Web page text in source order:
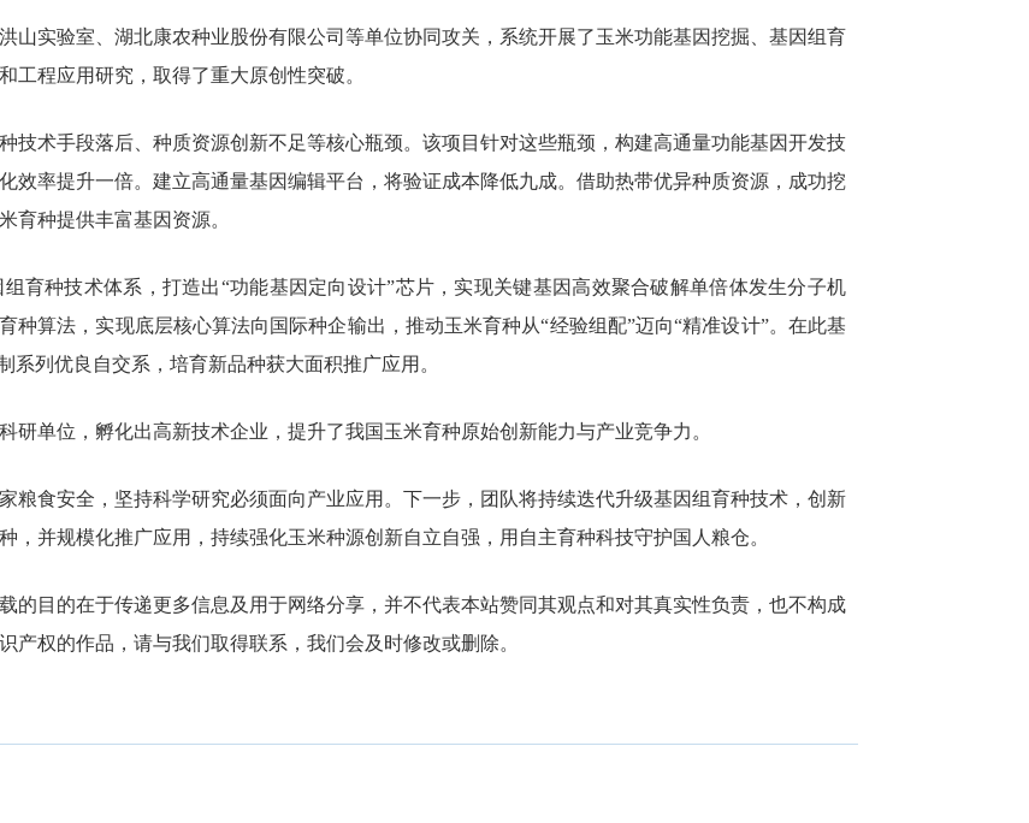
山实验室、湖北康农种业股份有限公司等单位协同攻关，系统开展了玉米功能基因挖掘、基因组育
工程应用研究，取得了重大原创性突破。
技术手段落后、种质资源创新不足等核心瓶颈。该项目针对这些瓶颈，构建高通量功能基因开发技
效率提升一倍。建立高通量基因编辑平台，将验证成本降低九成。借助热带优异种质资源，成功挖
育种提供丰富基因资源。
育种技术体系，打造出“功能基因定向设计”芯片，实现关键基因高效聚合破解单倍体发生分子机
种算法，实现底层核心算法向国际种企输出，推动玉米育种从“经验组配”迈向“精准设计”。在此基
列优良自交系，培育新品种获大面积推广应用。
研单位，孵化出高新技术企业，提升了我国玉米育种原始创新能力与产业竞争力。
粮食安全，坚持科学研究必须面向产业应用。下一步，团队将持续迭代升级基因组育种技术，创新
，并规模化推广应用，持续强化玉米种源创新自立自强，用自主育种科技守护国人粮仓。
的目的在于传递更多信息及用于网络分享，并不代表本站赞同其观点和对其真实性负责，也不构成
产权的作品，请与我们取得联系，我们会及时修改或删除。